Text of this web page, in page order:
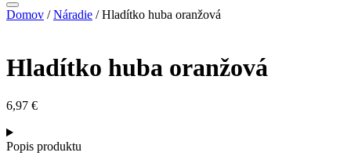
Domov /Náradie / Hladítko huba oranžová
Hladítko huba oranžová
6,97 €
Popis produktu